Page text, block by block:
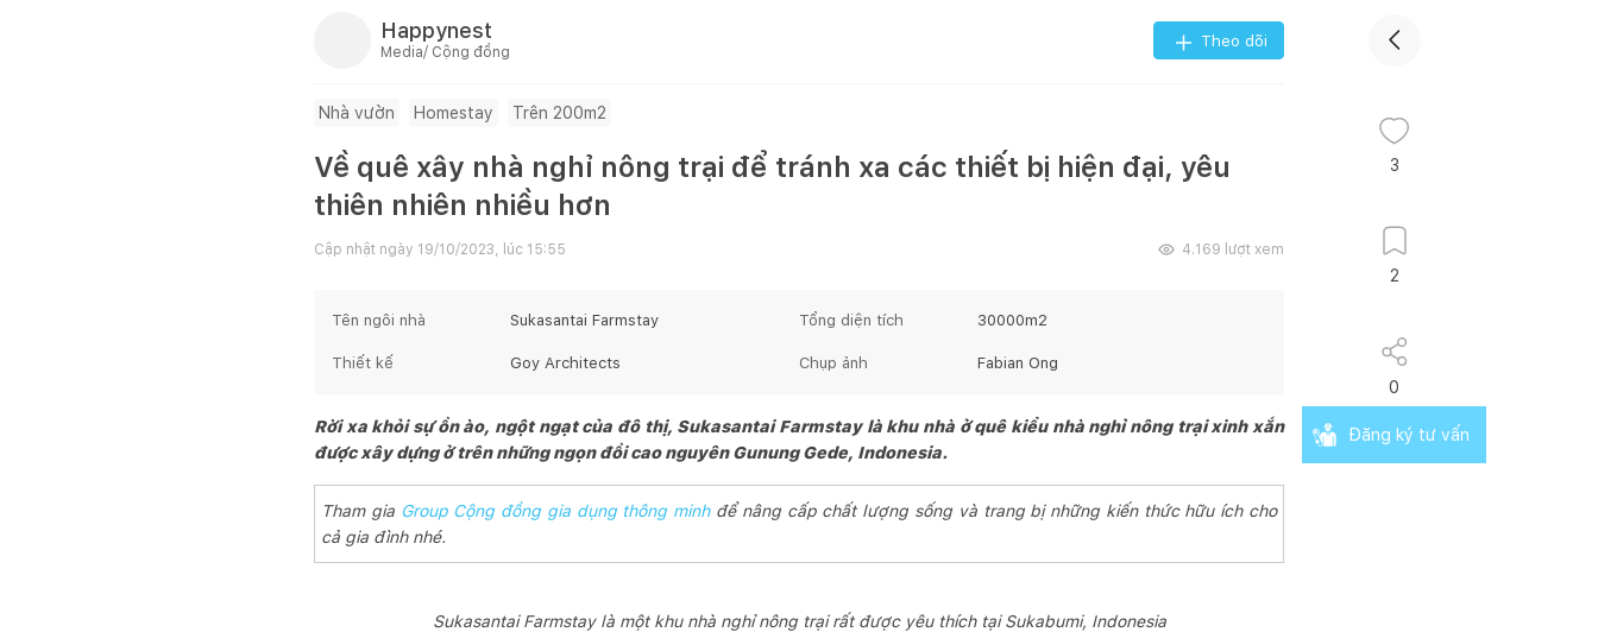
Happynest
Media/ Cộng đồng
Theo dõi
Nhà vườn Homestay Trên 200m2
Về quê xây nhà nghỉ nông trại để tránh xa các thiết bị hiện đại, yêu
thiên nhiên nhiều hơn
Cập nhật ngày 19/10/2023, lúc 15:55 4.169 lượt xem
Tên ngôi nhà Sukasantai Farmstay Tổng diện tích 30000m2
Thiết kế Goy Architects Chụp ảnh Fabian Ong
Rời xa khỏi sự ồn ào, ngột ngạt của đô thị, Sukasantai Farmstay là khu nhà ở quê kiểu nhà nghỉ nông trại xinh xắn
được xây dựng ở trên những ngọn đồi cao nguyên Gunung Gede, Indonesia.
Tham gia Group Cộng đồng gia dụng thông minhđể nâng cấp chất lượng sống và trang bị những kiến thức hữu ích cho
cả gia đình nhé.
Sukasantai Farmstay là một khu nhà nghỉ nông trại rất được yêu thích tại Sukabumi, Indonesia
3
2
0
Đăng ký tư vấn